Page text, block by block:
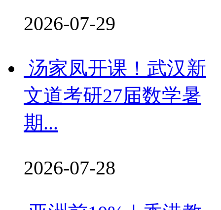
2026-07-29
汤家凤开课！武汉新
文道考研27届数学暑
期...
2026-07-28